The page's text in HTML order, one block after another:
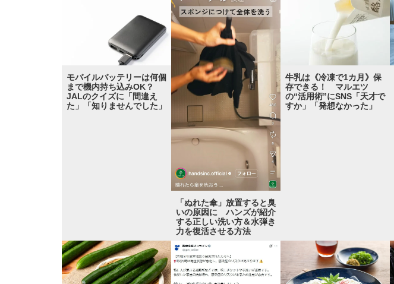
モバイルバッテリーは何個
まで機内持ち込みOK？
JALのクイズに「間違え
た」「知りませんでした」
「ぬれた傘」放置すると臭
いの原因に ハンズが紹介
する正しい洗い方＆水弾き
力を復活させる方法
牛乳は《冷凍で1カ月》保
存できる！ マルエツ
の“活用術”にSNS「天才で
すか」「発想なかった」